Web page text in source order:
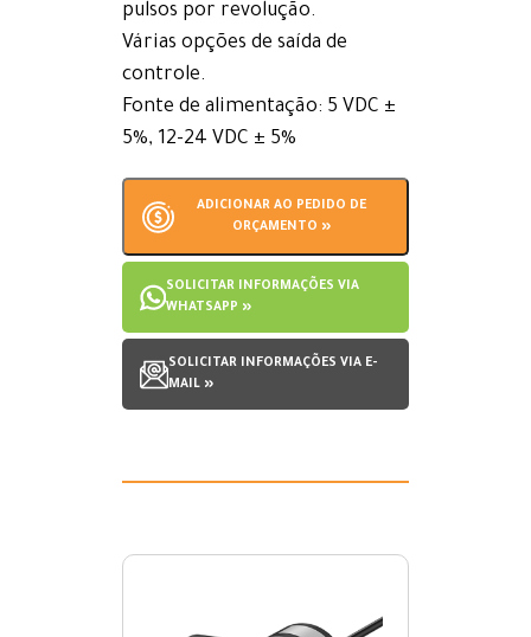
pulsos por revolução.
Várias opções de saída de
controle.
Fonte de alimentação: 5 VDC ±
5%, 12-24 VDC ± 5%
ADICIONAR AO PEDIDO DE
ORÇAMENTO »
SOLICITAR INFORMAÇÕES VIA
WHATSAPP »
SOLICITAR INFORMAÇÕES VIA E-
MAIL »